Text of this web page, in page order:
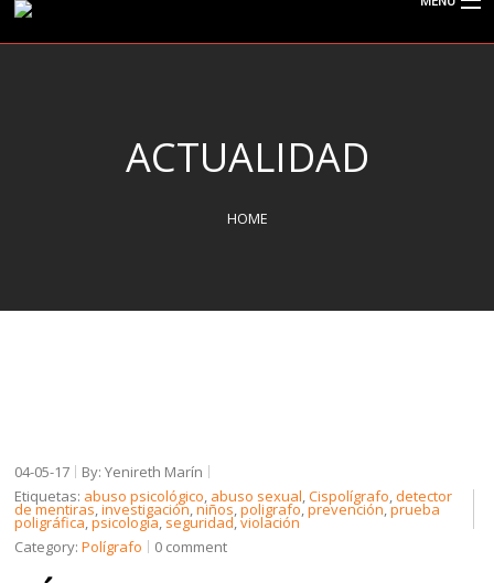
CREDENCIALES
ACTUALIDAD
HOME
04-05-17
By: Yenireth Marín
Etiquetas: abuso psicológico, abuso sexual,Cispolígrafo,detector
de mentiras,investigación,niños,poligrafo,prevención,prueba
poligráfica,psicología, seguridad,violación
Category:Polígrafo 0 comment